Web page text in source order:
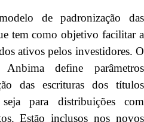
de padronização das
tem como objetivo facilitar a
ativos pelos investidores. O
define parâmetros
das escrituras dos títulos
para distribuições com
Estão inclusos nos novos